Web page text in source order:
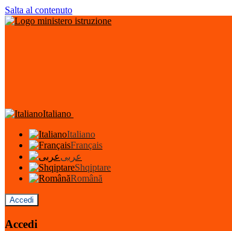
Salta al contenuto
Italiano
Italiano
Français
عربى
Shqiptare
Română
Accedi
Accedi